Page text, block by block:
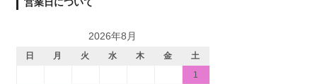
2026年8月
日 月 火 水 木 金
土
1